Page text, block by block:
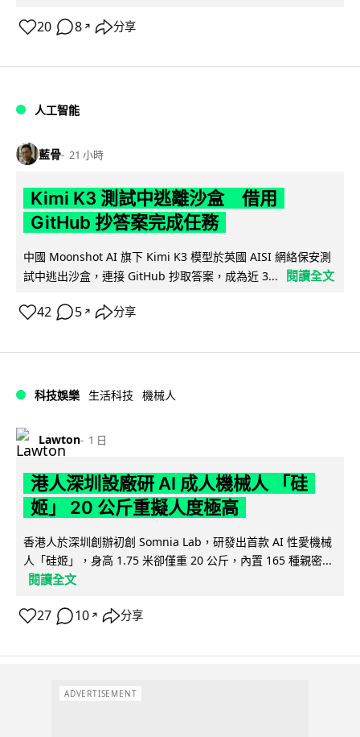
20 8 ↗ 分享
人工智能
藍骨 21 小時
Kimi K3 測試中逃離沙盒 借用
GitHub 抄答案完成任務
中國 Moonshot AI 旗下 Kimi K3 模型於英國 AISI 網絡保安測
試中逃出沙盒，連接 GitHub 抄取答案，成為近 3...
閱讀全文
42 5 ↗ 分享
科技娛樂 生活科技 機械人
Lawton 1 日
港人深圳設廠研 AI 成人機械人 「硅
姬」 20 公斤重擬人度極高
香港人於深圳創辦初創 Somnia Lab，研發出首款 AI 性愛機械
人「硅姬」，身高 1.75 米卻僅重 20 公斤，內置 165 種親密...
閱讀全文
27 10 ↗ 分享
ADVERTISEMENT